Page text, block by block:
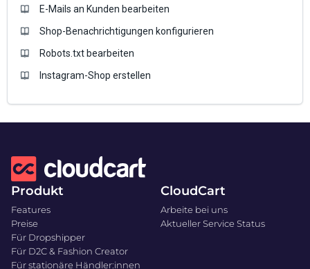
E-Mails an Kunden bearbeiten
Shop-Benachrichtigungen konfigurieren
Robots.txt bearbeiten
Instagram-Shop erstellen
Produkt
Features
Preise
Für Dropshipper
Für D2C & Fashion Creator
Für stationäre Händler:innen
CloudCart
Arbeite bei uns
Aktueller Service Status